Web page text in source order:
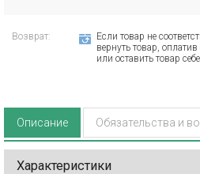
Возврат:
Если товар не
вернуть товар,
или оставить товар
Описание Обязательства и
Характеристики